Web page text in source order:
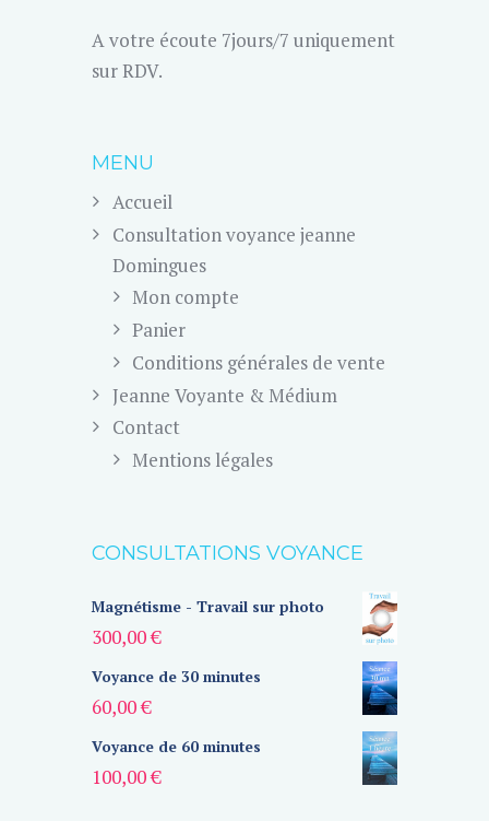
A votre écoute 7jours/7 uniquement
sur RDV.
MENU
Accueil
Consultation voyance jeanne
Domingues
Mon compte
Panier
Conditions générales de vente
Jeanne Voyante & Médium
Contact
Mentions légales
CONSULTATIONS VOYANCE
Magnétisme - Travail sur photo
300,00€
Voyance de 30 minutes
60,00€
Voyance de 60 minutes
100,00€